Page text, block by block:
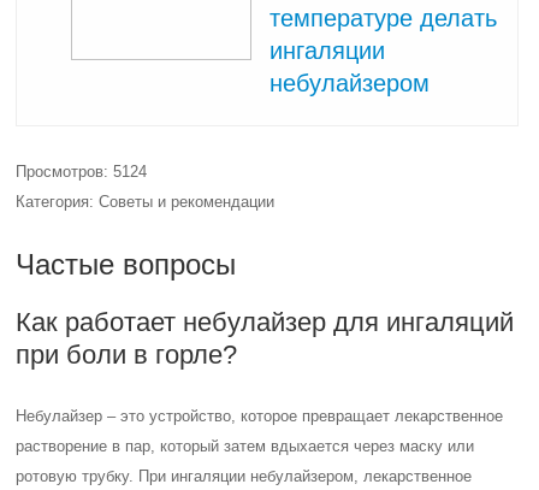
температуре делать
ингаляции
небулайзером
Просмотров: 5124
Категория: Советы и рекомендации
Частые вопросы
Как работает небулайзер для ингаляций
при боли в горле?
Небулайзер – это устройство, которое превращает лекарственное
растворение в пар, который затем вдыхается через маску или
ротовую трубку. При ингаляции небулайзером, лекарственное